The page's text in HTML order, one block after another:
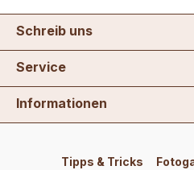
Schreib uns
Service
Informationen
Tipps & Tricks